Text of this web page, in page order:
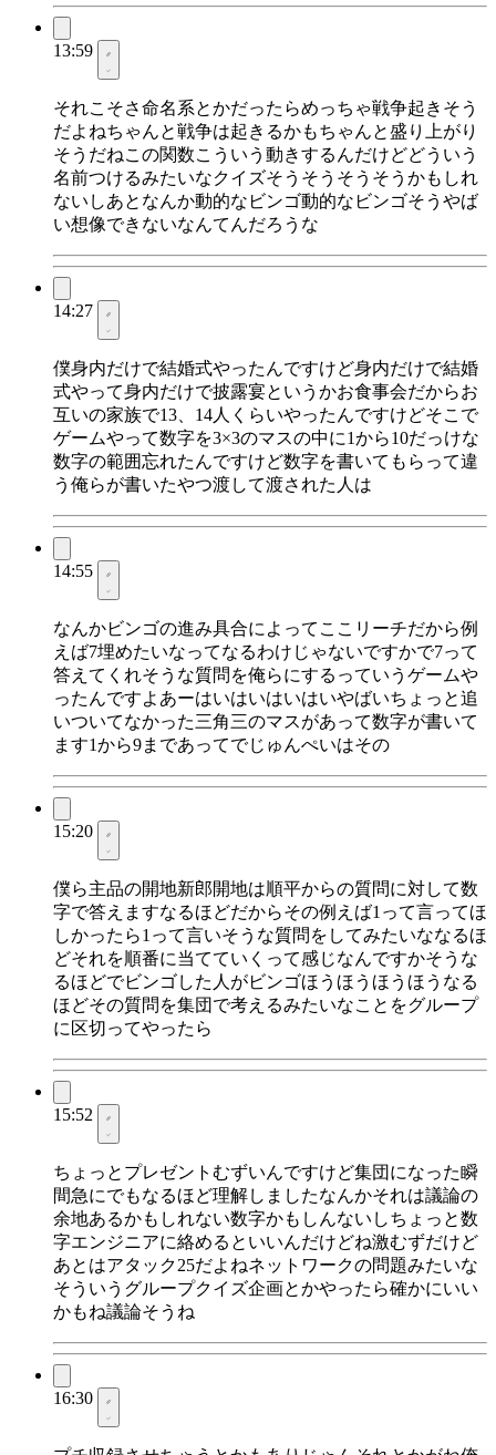
13:59
それこそさ命名系とかだったらめっちゃ戦争起きそう
だよねちゃんと戦争は起きるかもちゃんと盛り上がり
そうだねこの関数こういう動きするんだけどどういう
名前つけるみたいなクイズそうそうそうそうかもしれ
ないしあとなんか動的なビンゴ動的なビンゴそうやば
い想像できないなんてんだろうな
14:27
僕身内だけで結婚式やったんですけど身内だけで結婚
式やって身内だけで披露宴というかお食事会だからお
互いの家族で13、14人くらいやったんですけどそこで
ゲームやって数字を3×3のマスの中に1から10だっけな
数字の範囲忘れたんですけど数字を書いてもらって違
う俺らが書いたやつ渡して渡された人は
14:55
なんかビンゴの進み具合によってここリーチだから例
えば7埋めたいなってなるわけじゃないですかで7って
答えてくれそうな質問を俺らにするっていうゲームや
ったんですよあーはいはいはいはいやばいちょっと追
いついてなかった三角三のマスがあって数字が書いて
ます1から9まであってでじゅんぺいはその
15:20
僕ら主品の開地新郎開地は順平からの質問に対して数
字で答えますなるほどだからその例えば1って言ってほ
しかったら1って言いそうな質問をしてみたいななるほ
どそれを順番に当てていくって感じなんですかそうな
るほどでビンゴした人がビンゴほうほうほうほうなる
ほどその質問を集団で考えるみたいなことをグループ
に区切ってやったら
15:52
ちょっとプレゼントむずいんですけど集団になった瞬
間急にでもなるほど理解しましたなんかそれは議論の
余地あるかもしれない数字かもしんないしちょっと数
字エンジニアに絡めるといいんだけどね激むずだけど
あとはアタック25だよねネットワークの問題みたいな
そういうグループクイズ企画とかやったら確かにいい
かもね議論そうね
16:30